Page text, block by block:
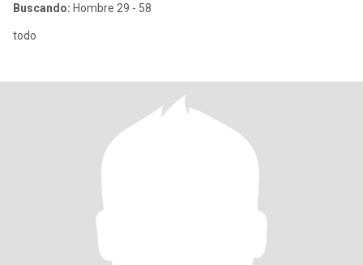
Buscando: Hombre 29 - 58
todo